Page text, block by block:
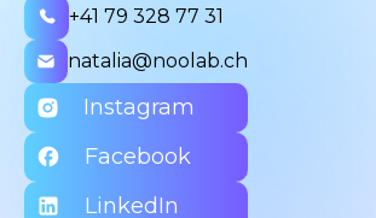
+41 79 328 77 31
natalia@noolab.ch
Instagram
Facebook
LinkedIn